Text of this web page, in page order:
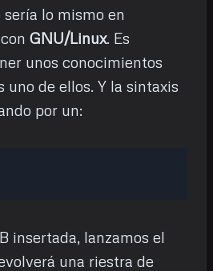
lo mismo en
GNU/Linux. Es
unos conocimientos
uno de ellos. Y la sintaxis
por un:
insertada, lanzamos el
una riestra de